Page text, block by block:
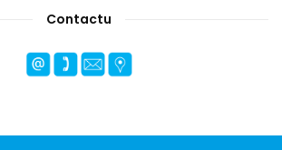
Contactu